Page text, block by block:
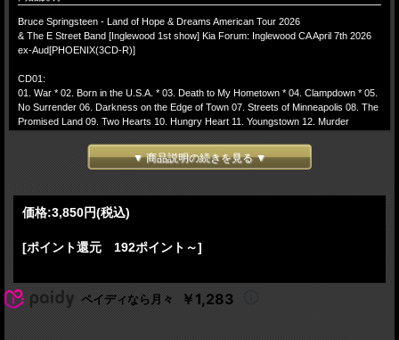
Bruce Springsteen - Land of Hope & Dreams American Tour 2026
& The E Street Band [Inglewood 1st show] Kia Forum: Inglewood CA April 7th 2026
ex-Aud[PHOENIX(3CD-R)]
CD01:
01. War * 02. Born in the U.S.A. * 03. Death to My Hometown * 04. Clampdown * 05.
No Surrender 06. Darkness on the Edge of Town 07. Streets of Minneapolis 08. The
Promised Land 09. Two Hearts 10. Hungry Heart 11. Youngstown 12. Murder
my country”) 03. House of a Thousand Guitars (solo; acoustic) 04. My City of Ruins
05. Because the Night 06. Wrecking Ball 07. The Rising 08. The Ghost of Tom Joad
CD03:
Run 07. Dancing in the Dark 08. Tenth Avenue Freeze-Out * 09. Chimes of Freedom
*
▼ 商品説明の続きを見る ▼
価格:3,850円(税込)
[ポイント還元 192ポイント～]
ペイディなら月々 ￥1,283